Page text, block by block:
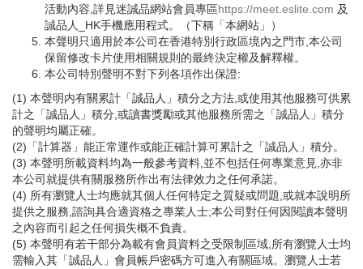
活動內容,詳見迷誠品網站會員專區https://meet.eslite.com 及
誠品人_HK手機應用程式。（下稱「本網站」）
本聲明只適用於本公司在香港特別行政區境內之門市,本公司
保留修改卡片使用相關規則的最終決定權及解釋權。
本公司特別聲明不對下列各項作出保證:
(1) 本聲明内有關累計「誠品人」積分之方法,或使用其他服務可供累
計之「誠品人」積分,或讀書獎勵或其他服務所需之「誠品人」積分
的聲明均屬正確。
(2)「計算器」能正常運作或能正確計算可累計之「誠品人」積分。
(3) 本聲明所載資料均為一般參考資料,並不包括任何專業意見,亦非
本公司就提供有關服務所作出有法律效力之任何承諾。
(4) 所有瀏覽人士均應就其個人任何特定之質疑或問題,或就本說明所
提供之服務,諮詢具合適資格之專業人士;本公司對任何因閱讀本聲明
之內容而引起之任何損失概不負責。
(5) 本聲明有若干部分為載有會員資料之受限制區域,所有瀏覽人士均
需輸入其「誠品人」會員帳戶密碼方可進入有關區域。瀏覽人士若